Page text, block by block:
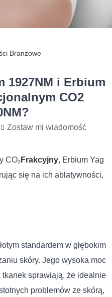
Branżowe
1927NM i Erbium
CO2
Zostaw mi wiadomość
CO₂Frakcyjny, Erbium Yag
się na ich ablatywności,
standardem w głębokim
skóry. Jego wysoka moc
tkanek sprawiają, że idealnie
problemów ze skórą,